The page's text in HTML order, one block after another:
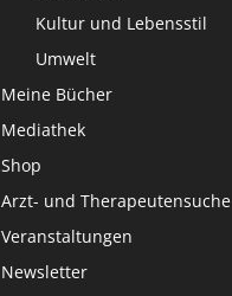
Kultur und Lebensstil
Umwelt
Meine Bücher
Mediathek
Shop
Arzt- und Therapeutensuche
Veranstaltungen
Newsletter